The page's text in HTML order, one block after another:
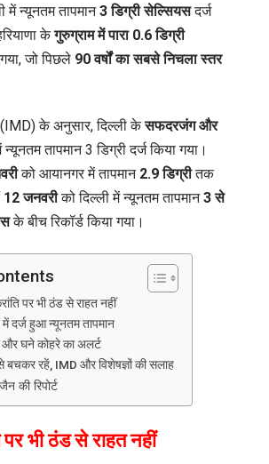
लोहड़ी
टूटा
रिकॉर्ड,
गुरुग्राम
में
90
में न्यूनतम तापमान3 डिग्री सेल्सियसदर्ज
केगुरुग्राम में पारा 0.6 डिग्री
जो पिछले 90 वर्षों का सबसे निचला स्तर
(IMD) के अनुसार, दिल्ली केसफदरजंग और
तापमान 3 डिग्री दर्ज किया गया।
को आयानगर में तापमान 2.9 डिग्रीतक
12 जनवरीको दिल्ली में न्यूनतम तापमान3 से
के बीच रिकॉर्ड किया गया।
पर भी ठंड से राहत नहीं
दर्ज हुआ न्यूनतम तापमान
घने कोहरे का अलर्ट
रहें, IMD और विशेषज्ञों की सलाह
की रिपोर्ट
भी ठंड से राहत नहीं